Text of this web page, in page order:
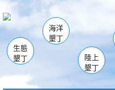
海生館
恆春
龍鑾潭自然中心
瓊麻館
關山 墾
白砂
生態
墾丁
海洋
墾丁
陸上
墾丁